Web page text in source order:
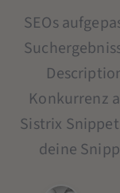
SEOs
Konkurrenz
Sistrix
deine